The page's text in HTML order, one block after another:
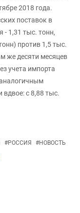
2018 года.
поставок в
- 1,31 тыс. тонн,
против 1,5 тыс.
же десяти месяцев
учета импорта
с 8,88 тыс.
#РОССИЯ #НОВОСТЬ